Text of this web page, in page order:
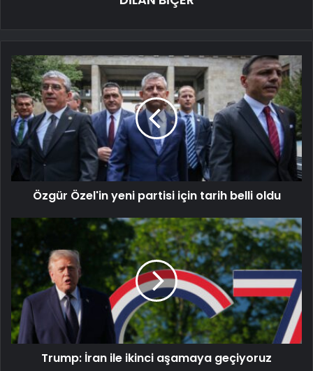
Özgür Özel'in yeni partisi için tarih belli oldu
Trump: İran ile ikinci aşamaya geçiyoruz